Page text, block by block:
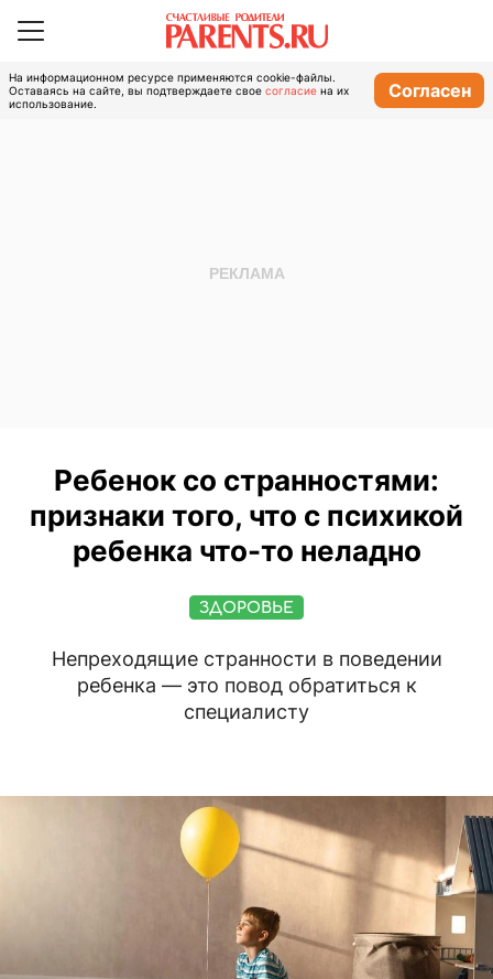
На информационном ресурсе применяются cookie-файлы.
Оставаясь на сайте, вы подтверждаете свое согласие на их
использование.
Согласен
Ребенок со странностями:
признаки того, что с психикой
ребенка что-то неладно
ЗДОРОВЬЕ
Непреходящие странности в поведении
ребенка — это повод обратиться к
специалисту